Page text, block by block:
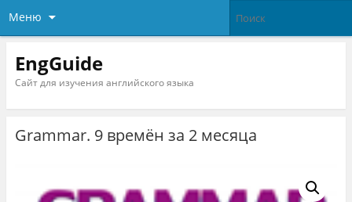
Меню
EngGuide
Сайт для изучения английского языка
Grammar. 9 времён за 2 месяца